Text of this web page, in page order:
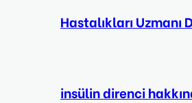
Hastalıkları Uzmanı
insülin direnci